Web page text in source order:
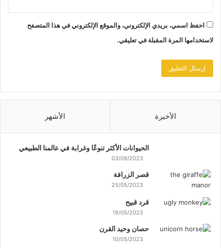
احفظ اسمي، بريدي الإلكتروني، والموقع الإلكتروني في هذا المتصفح
لاستخدامها المرة المقبلة في تعليقي.
الأخيرة الأشهر
الحيوانات الأكثر تنوعًا وغرابة في عالمنا الطبيعي
03/09/2023
قصر الزرافة
25/05/2023
قرد قبيح
19/05/2023
حصان وحيد القرن
10/05/2023